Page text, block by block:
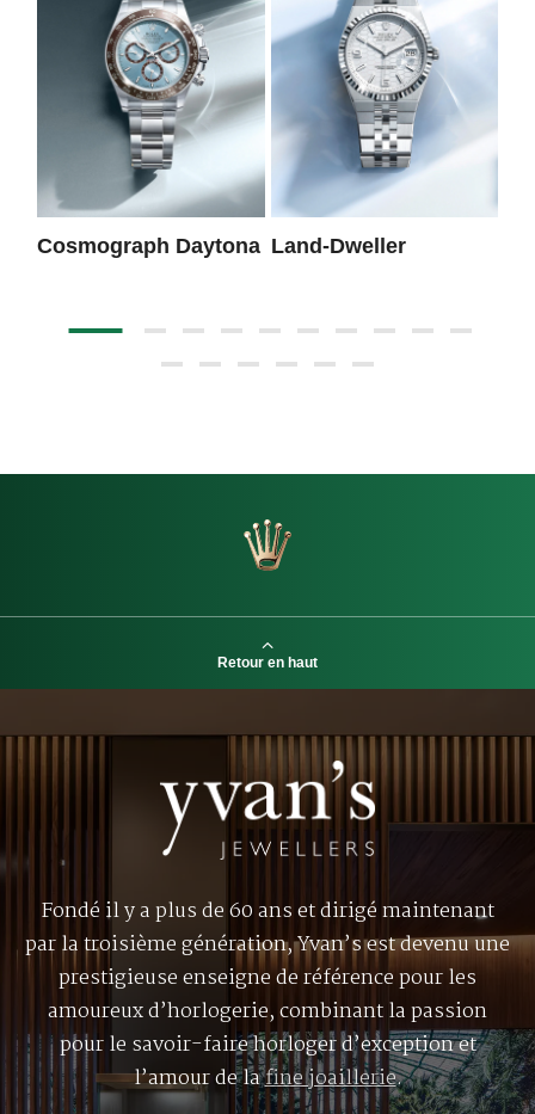
Cosmograph Daytona Land-Dweller
Retour en haut
Fondé il y a plus de 60 ans et dirigé maintenant
par la troisième génération, Yvan’s est devenu une
prestigieuse enseigne de référence pour les
amoureux d’horlogerie, combinant la passion
pour le savoir-faire horloger d’exception et
l’amour de lafine joaillerie.